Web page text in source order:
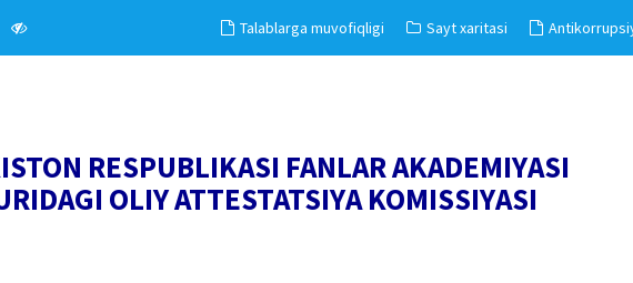
Talablarga muvofiqligi Sayt xaritasi
RESPUBLIKASI FANLAR AKADEMIYASI
OLIY ATTESTATSIYA KOMISSIYASI